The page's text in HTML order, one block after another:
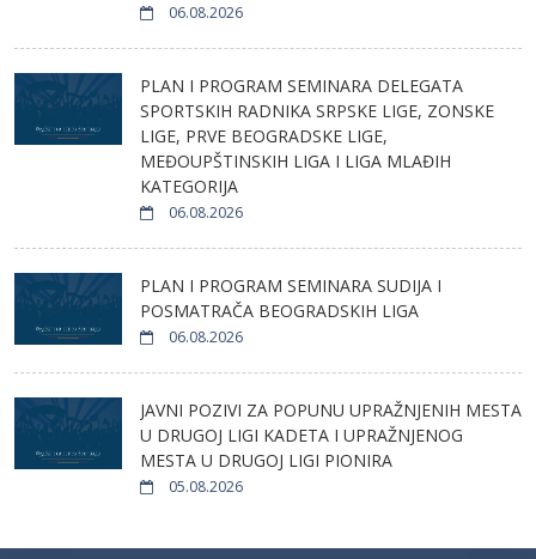
06.08.2026
PLAN I PROGRAM SEMINARA DELEGATA
SPORTSKIH RADNIKA SRPSKE LIGE, ZONSKE
LIGE, PRVE BEOGRADSKE LIGE,
MEĐOUPŠTINSKIH LIGA I LIGA MLAĐIH
KATEGORIJA
06.08.2026
PLAN I PROGRAM SEMINARA SUDIJA I
POSMATRAČA BEOGRADSKIH LIGA
06.08.2026
JAVNI POZIVI ZA POPUNU UPRAŽNJENIH MESTA
U DRUGOJ LIGI KADETA I UPRAŽNJENOG
MESTA U DRUGOJ LIGI PIONIRA
05.08.2026